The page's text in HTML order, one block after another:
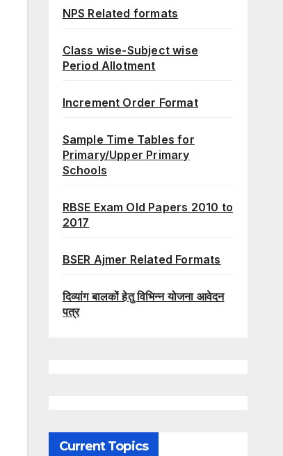
NPS Related formats
Class wise-Subject wise
Period Allotment
Increment Order Format
Sample Time Tables for
Primary/Upper Primary
Schools
RBSE Exam Old Papers 2010 to
2017
BSER Ajmer Related Formats
दिव्यांग बालकों हेतु विभिन्न योजना आवेदन
पत्र
Current Topics